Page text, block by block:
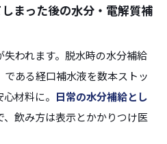
まった後の水分・電解質補
われます。脱水時の水分補給
ある経口補水液を数本ストッ
材料に。 日常の水分補給とし
、飲み方は表示とかかりつけ医